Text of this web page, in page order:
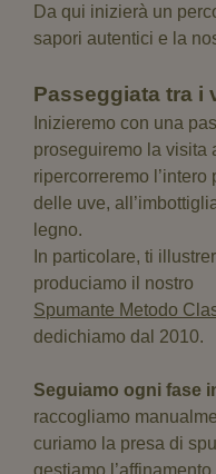
Da qui inizierà un
sapori autentici e la
Passeggiata tra i
Inizieremo con una
proseguiremo la visita
ripercorreremo l’intero
delle uve,
legno.
In particolare, ti
produciamo il nostro
Spumante Metodo
dedichiamo dal 2010.
Seguiamo ogni fase
raccogliamo
curiamo la presa di
gestiamo